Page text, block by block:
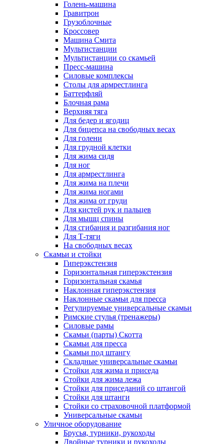
Голень-машина
Гравитрон
Грузоблочные
Кроссовер
Машина Смита
Мультистанции
Мультистанции со скамьей
Пресс-машина
Силовые комплексы
Столы для армрестлинга
Баттерфляй
Блочная рама
Верхняя тяга
Для бедер и ягодиц
Для бицепса на свободных весах
Для голени
Для грудной клетки
Для жима сидя
Для ног
Для армрестлинга
Для жима на плечи
Для жима ногами
Для жима от груди
Для кистей рук и пальцев
Для мышц спины
Для сгибания и разгибания ног
Для Т-тяги
На свободных весах
Скамьи и стойки
Гиперэкстензия
Горизонтальная гиперэкстензия
Горизонтальная скамья
Наклонная гиперэкстензия
Наклонные скамьи для пресса
Регулируемые универсальные скамьи
Римские стулья (тренажеры)
Силовые рамы
Скамьи (парты) Скотта
Скамьи для пресса
Скамьи под штангу
Складные универсальные скамьи
Стойки для жима и приседа
Стойки для жима лежа
Стойки для приседаний со штангой
Стойки для штанги
Стойки со страховочной платформой
Универсальные скамьи
Уличное оборудование
Брусья, турники, рукоходы
Двойные турники и рукоходы